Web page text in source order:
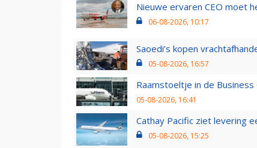
Nieuwe ervaren CEO moet
06-08-2026, 10:17
Saoedi’s kopen
05-08-2026, 16:57
Raamstoeltje in de
05-08-2026, 16:41
Cathay Pacific ziet levering
05-08-2026, 15:25